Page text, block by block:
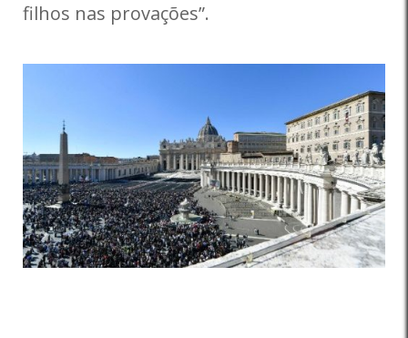
filhos nas provações”.